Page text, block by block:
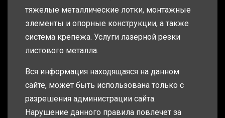
тяжелые металлические лотки, монтажные
элементы и опорные конструкции, а также
система крепежа. Услуги лазерной резки
листового металла.
Вся информация находящаяся на данном
сайте, может быть использована только с
разрешения администрации сайта.
Нарушение данного правила повлечет за